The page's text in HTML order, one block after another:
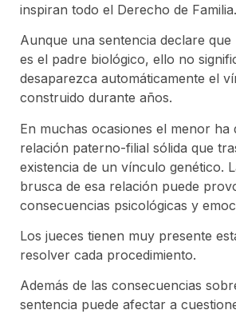
inspiran todo el Derecho de Familia.
Aunque una sentencia declare
es el padre biológico, ello no
desaparezca automáticamente el
construido durante años.
En muchas ocasiones el menor ha
relación paterno-filial sólida que
existencia de un vínculo genético.
brusca de esa relación puede
consecuencias psicológicas y
Los jueces tienen muy presente
resolver cada procedimiento.
Además de las consecuencias
sentencia puede afectar a